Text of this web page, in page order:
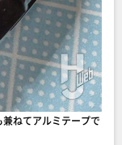
ねてアルミテープで